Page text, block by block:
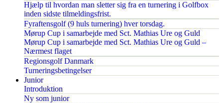
Hjælp til hvordan man sletter sig fra en turnering i Golfbox
inden sidste tilmeldingsfrist.
Fyraftensgolf (9 huls turnering) hver torsdag.
Mørup Cup i samarbejde med Sct. Mathias Ure og Guld
Mørup Cup i samarbejde med Sct. Mathias Ure og Guld –
Nærmest flaget
Regionsgolf Danmark
Turneringsbetingelser
Junior
Introduktion
Ny som junior